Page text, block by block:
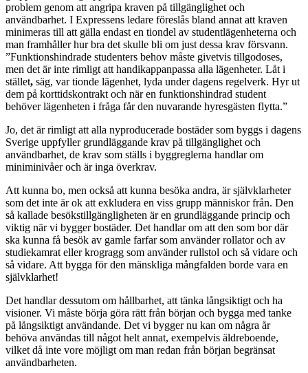
problem genom att angripa kraven på tillgänglighet och
användbarhet. I Expressens ledare föreslås bland annat att kraven
minimeras till att gälla endast en tiondel av studentlägenheterna och
man framhåller hur bra det skulle bli om just dessa krav försvann.
”Funktionshindrade studenters behov måste givetvis tillgodoses,
men det är inte rimligt att handikappanpassa alla lägenheter. Låt i
stället, säg, var tionde lägenhet, lyda under dagens regelverk. Hyr ut
dem på korttidskontrakt och när en funktionshindrad student
behöver lägenheten i fråga får den nuvarande hyresgästen flytta.”
Jo, det är rimligt att alla nyproducerade bostäder som byggs i dagens
Sverige uppfyller grundläggande krav på tillgänglighet och
användbarhet, de krav som ställs i byggreglerna handlar om
miniminivåer och är inga överkrav.
Att kunna bo, men också att kunna besöka andra, är självklarheter
som det inte är ok att exkludera en viss grupp människor från. Den
så kallade besökstillgängligheten är en grundläggande princip och
viktig när vi bygger bostäder. Det handlar om att den som bor där
ska kunna få besök av gamle farfar som använder rollator och av
studiekamrat eller krogragg som använder rullstol och så vidare och
så vidare. Att bygga för den mänskliga mångfalden borde vara en
självklarhet!
Det handlar dessutom om hållbarhet, att tänka långsiktigt och ha
visioner. Vi måste börja göra rätt från början och bygga med tanke
på långsiktigt användande. Det vi bygger nu kan om några år
behöva användas till något helt annat, exempelvis äldreboende,
vilket då inte vore möjligt om man redan från början begränsat
användbarheten.